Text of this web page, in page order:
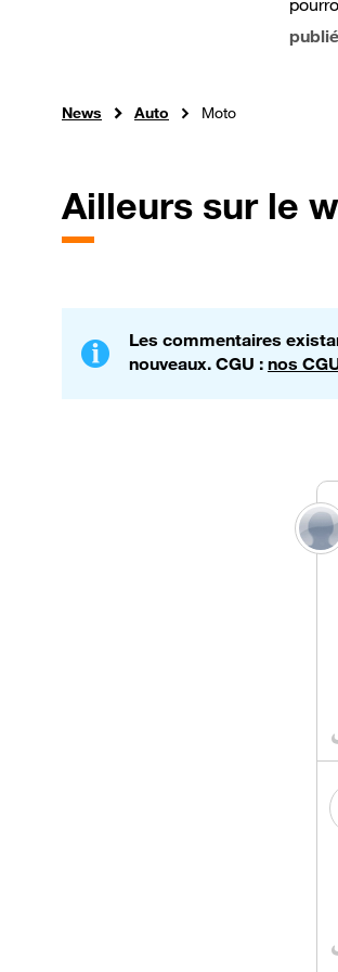
News Auto Moto
Ailleurs sur le
Les commentaires
nouveaux. CGU : nos